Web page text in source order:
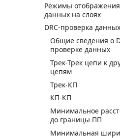
Режимы отображения
данных на слоях
DRC-проверка данных
Общие сведения о
проверке данных
Трек-Трек цепи к
цепям
Трек-КП
КП-КП
Минимальное
до границы ПП
Минимальная